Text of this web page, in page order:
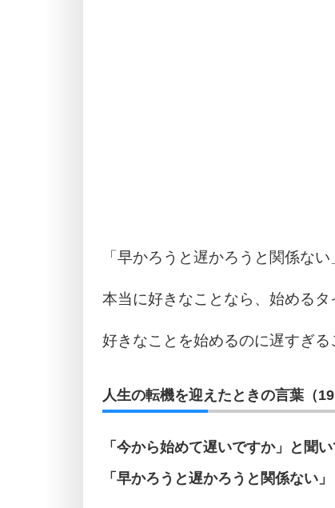
「早かろうと遅かろうと関係な
本当に好きなことなら、始めるタ
好きなことを始めるのに遅すぎる
人生の転機を迎えたときの言葉（19
「今から始めて遅いですか」と聞
「早かろうと遅かろうと関係ない